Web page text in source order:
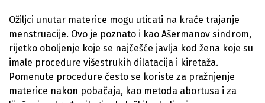
Ožiljci unutar materice mogu uticati na kraće trajanje
menstruacije. Ovo je poznato i kao Ašermanov sindrom,
rijetko oboljenje koje se najčešće javlja kod žena koje su
imale procedure višestrukih dilatacija i kiretaža.
Pomenute procedure često se koriste za pražnjenje
materice nakon pobačaja, kao metoda abortusa i za